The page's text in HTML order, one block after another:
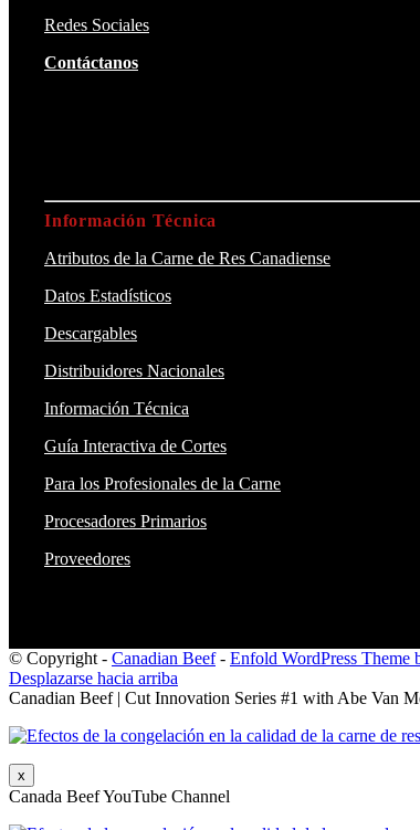
Redes Sociales
Contáctanos
Información Técnica
Atributos de la Carne de Res Canadiense
Datos Estadísticos
Descargables
Distribuidores Nacionales
Información Técnica
Guía Interactiva de Cortes
Para los Profesionales de la Carne
Procesadores Primarios
Proveedores
© Copyright - Canadian Beef- Enfold WordPress Theme
Desplazarse hacia arriba
Canadian Beef | Cut Innovation Series #1 with Abe Van
x
Canada Beef YouTube Channel